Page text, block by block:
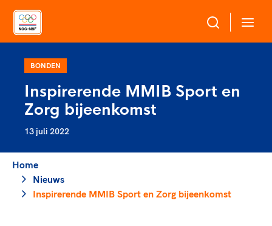
Over NOC*NSF
Sportagenda 2032
Algemene Vergadering
Merkbescherming NOC*NSF
Sportdeelname
Bonden en professionals in de sport
Beleidsmedewerkers
Clubbestuurders
Topsport
Voor talentvolle sporters
BONDEN
Inspirerende MMIB Sport en
Zorg bijeenkomst
13 juli 2022
Home
Nieuws
Inspirerende MMIB Sport en Zorg bijeenkomst